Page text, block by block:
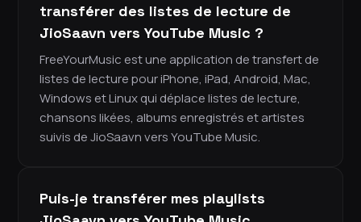
transférer des listes de lecture de
JioSaavn vers YouTube Music ?
FreeYourMusic est une application de transfert de
listes de lecture pour iPhone, iPad, Android, Mac,
Windows et Linux qui déplace listes de lecture,
chansons likées, albums enregistrés et artistes
suivis de JioSaavn vers YouTube Music.
Puis-je transférer mes playlists